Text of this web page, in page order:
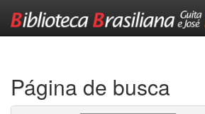
Página de busca